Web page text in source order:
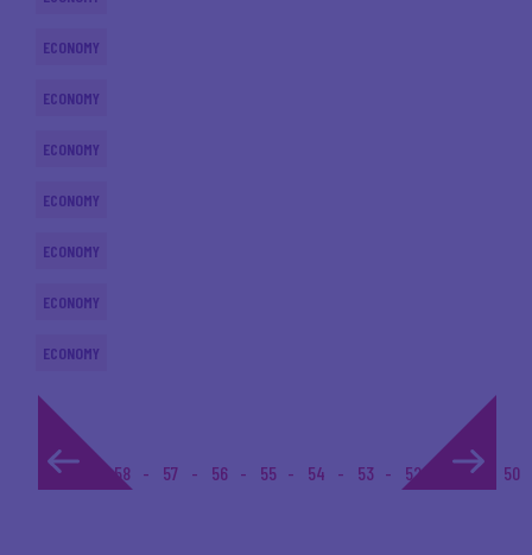
ECONOMY
ECONOMY
ECONOMY
ECONOMY
ECONOMY
ECONOMY
ECONOMY
1... 58 57 56 55 54 53 52 50